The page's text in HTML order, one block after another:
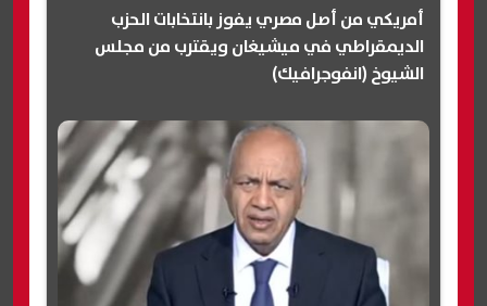
أمريكي من أصل مصري يفوز بانتخابات الحزب
الديمقراطي في ميشيغان ويقترب من مجلس
الشيوخ (انفوجرافيك)